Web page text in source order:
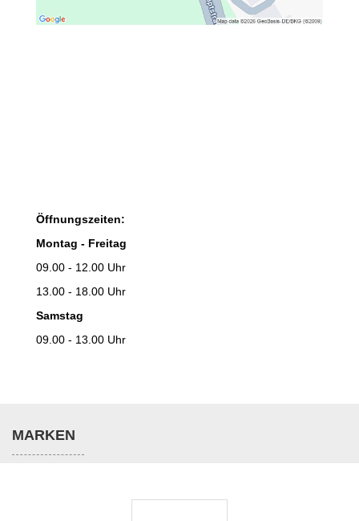
Öffnungszeiten:
Montag - Freitag
09.00 - 12.00 Uhr
13.00 - 18.00 Uhr
Samstag
09.00 - 13.00 Uhr
MARKEN